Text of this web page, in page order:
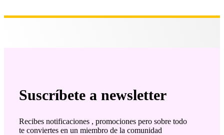
Suscríbete a newsletter
Recibes notificaciones , promociones pero sobre todo
te conviertes en un miembro de la comunidad